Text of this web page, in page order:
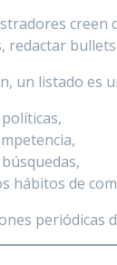
creen
redactar
un listado es
hábitos de
periódicas